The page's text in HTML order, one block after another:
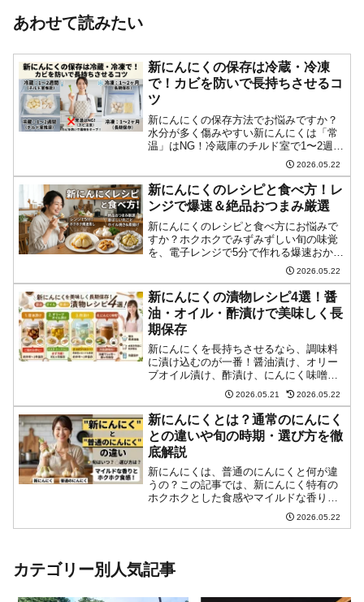
あわせて読みたい
新にんにくの保存は冷蔵・冷凍
で！カビを防いで長持ちさせるコ
ツ
新にんにくの保存方法でお悩みですか？
水分が多く傷みやすい新にんにくは「常
温」はNG！冷蔵庫のチルド室で1〜2週
間、冷凍庫なら1〜2ヶ月長持ちします。
カビを防いで美味しく使い切るための正
しい保存手順と、用途に合わせた冷凍の
コツを徹底解説します。
2026.05.22
新にんにくのレシピと食べ方！レ
ンジで爆速＆絶品おつまみ厳選
新にんにくのレシピと食べ方にお悩みで
すか？ホクホクでみずみずしい旬の味覚
を、電子レンジで5分で作れる爆速おかず
から、香ばしい素揚げ・ホイル焼きまで
厳選紹介！使い切れない時の長期保存方
法も必見です。
2026.05.22
新にんにくの漬物レシピ4選！醤
油・オイル・酢漬けで美味しく長
期保存
新にんにくを長持ちさせるなら、調味料
に漬け込むのが一番！醤油漬け、オリー
ブオイル漬け、酢漬け、にんにく味噌の
失敗しない作り方を解説します。カビを
防ぐコツや日持ちの目安、毎日の料理が
格段に美味しくなる万能調味料への活用
法もたっぷりご紹介。
2026.05.21 2026.05.22
新にんにくとは？通常のにんにく
との違いや旬の時期・選び方を徹
底解説
新にんにくは、普通のにんにくと何が違
うの？この記事では、新にんにく特有の
ホクホクとした食感やマイルドな香りの
理由から、スーパーで見かける旬の時
期、新鮮なものの選び方まで詳しく解説
楽しみたい方は必見です！
2026.05.22
カテゴリー別人気記事